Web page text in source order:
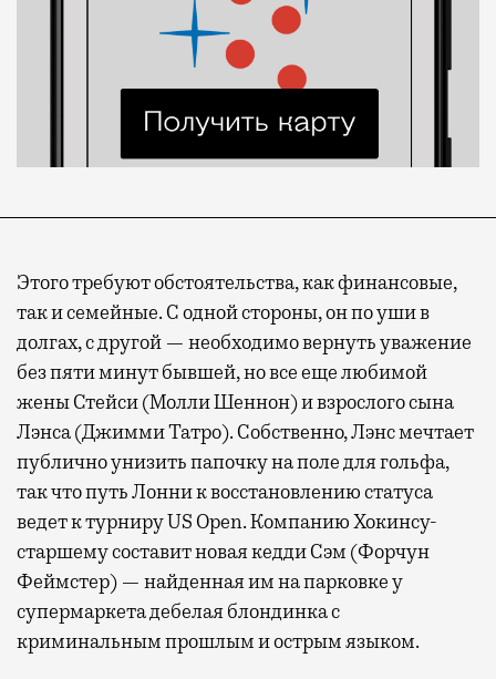
Этого требуют обстоятельства, как финансовые,
так и семейные. С одной стороны, он по уши в
долгах, с другой — необходимо вернуть уважение
без пяти минут бывшей, но все еще любимой
жены Стейси (Молли Шеннон) и взрослого сына
Лэнса (Джимми Татро). Собственно, Лэнс мечтает
публично унизить папочку на поле для гольфа,
так что путь Лонни к восстановлению статуса
ведет к турниру US Open. Компанию Хокинсу-
старшему составит новая кедди Сэм (Форчун
Феймстер) — найденная им на парковке у
супермаркета дебелая блондинка с
криминальным прошлым и острым языком.